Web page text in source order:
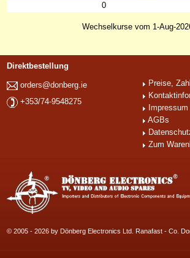
0
Wechselkurse vom 1-Aug-
Direktbestellung
orders@donberg.ie
+353/74-9548275
Preise,
Impressum
AGBs
Zum
© 2005 - 2026 by Dönberg Electronics Ltd. Ranafast - Co.